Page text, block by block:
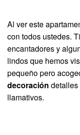
Al ver este
con todos ustedes.
encantadores y
lindos que hemos
pequeño pero
decoración
llamativos.